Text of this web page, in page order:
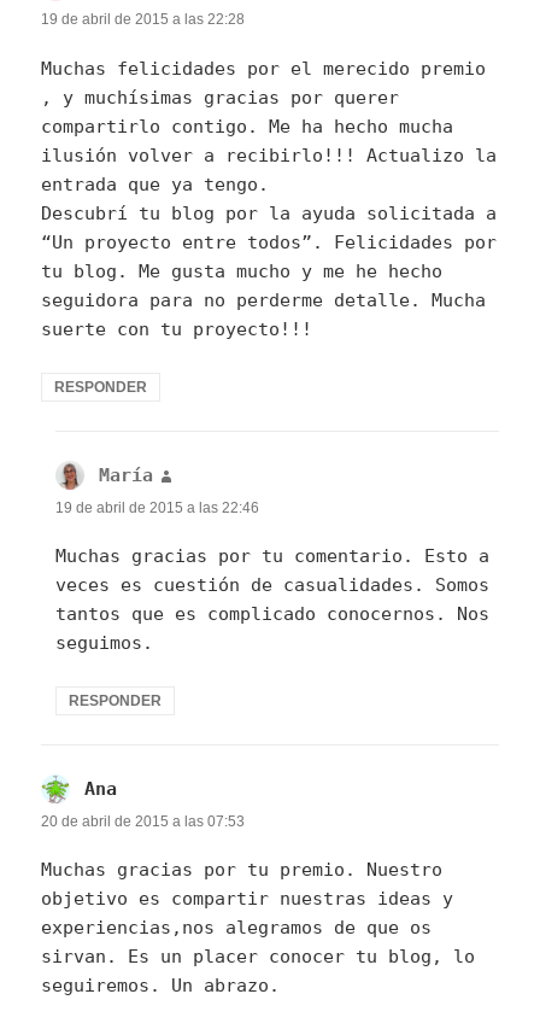
19 de abril de 2015 a las 22:28
Muchas felicidades por el merecido premio
, y muchísimas gracias por querer
compartirlo contigo. Me ha hecho mucha
ilusión volver a recibirlo!!! Actualizo la
entrada que ya tengo.
Descubrí tu blog por la ayuda solicitada a
“Un proyecto entre todos”. Felicidades por
tu blog. Me gusta mucho y me he hecho
seguidora para no perderme detalle. Mucha
suerte con tu proyecto!!!
RESPONDER
María
19 de abril de 2015 a las 22:46
Muchas gracias por tu comentario. Esto a
veces es cuestión de casualidades. Somos
tantos que es complicado conocernos. Nos
seguimos.
RESPONDER
Ana
20 de abril de 2015 a las 07:53
Muchas gracias por tu premio. Nuestro
objetivo es compartir nuestras ideas y
experiencias,nos alegramos de que os
sirvan. Es un placer conocer tu blog, lo
seguiremos. Un abrazo.